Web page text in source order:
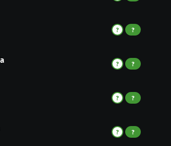
? ?
? ?
? ?
? ?